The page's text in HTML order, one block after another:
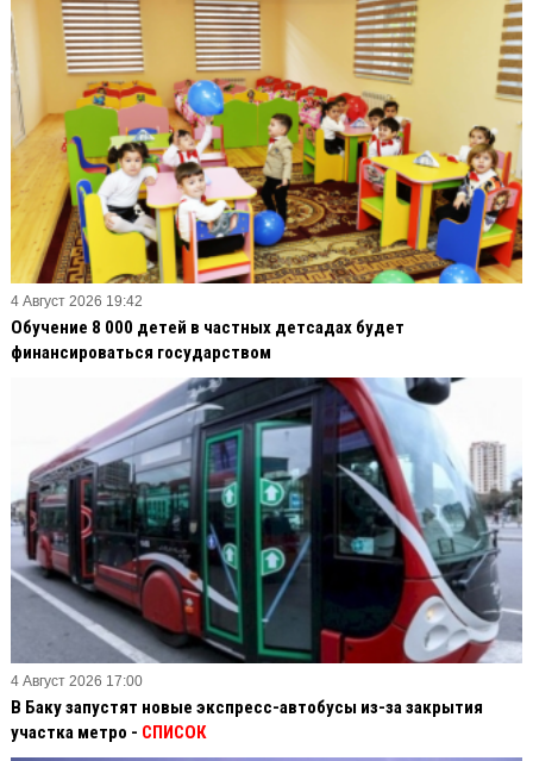
4 Август 2026 19:42
Обучение 8 000 детей в частных детсадах будет
финансироваться государством
4 Август 2026 17:00
В Баку запустят новые экспресс-автобусы из-за закрытия
участка метро - СПИСОК